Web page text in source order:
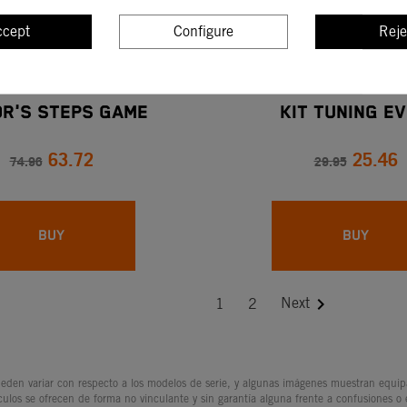
STEPS GAME
74.96 63.72
BUY
KIT TUNING
29.95 25.46
BUY
1 2 Next 
variar con respecto a los modelos de serie, y algunas imágenes muestran
se ofrecen de forma no vinculante y sin garantía alguna frente a confusiones
Configure